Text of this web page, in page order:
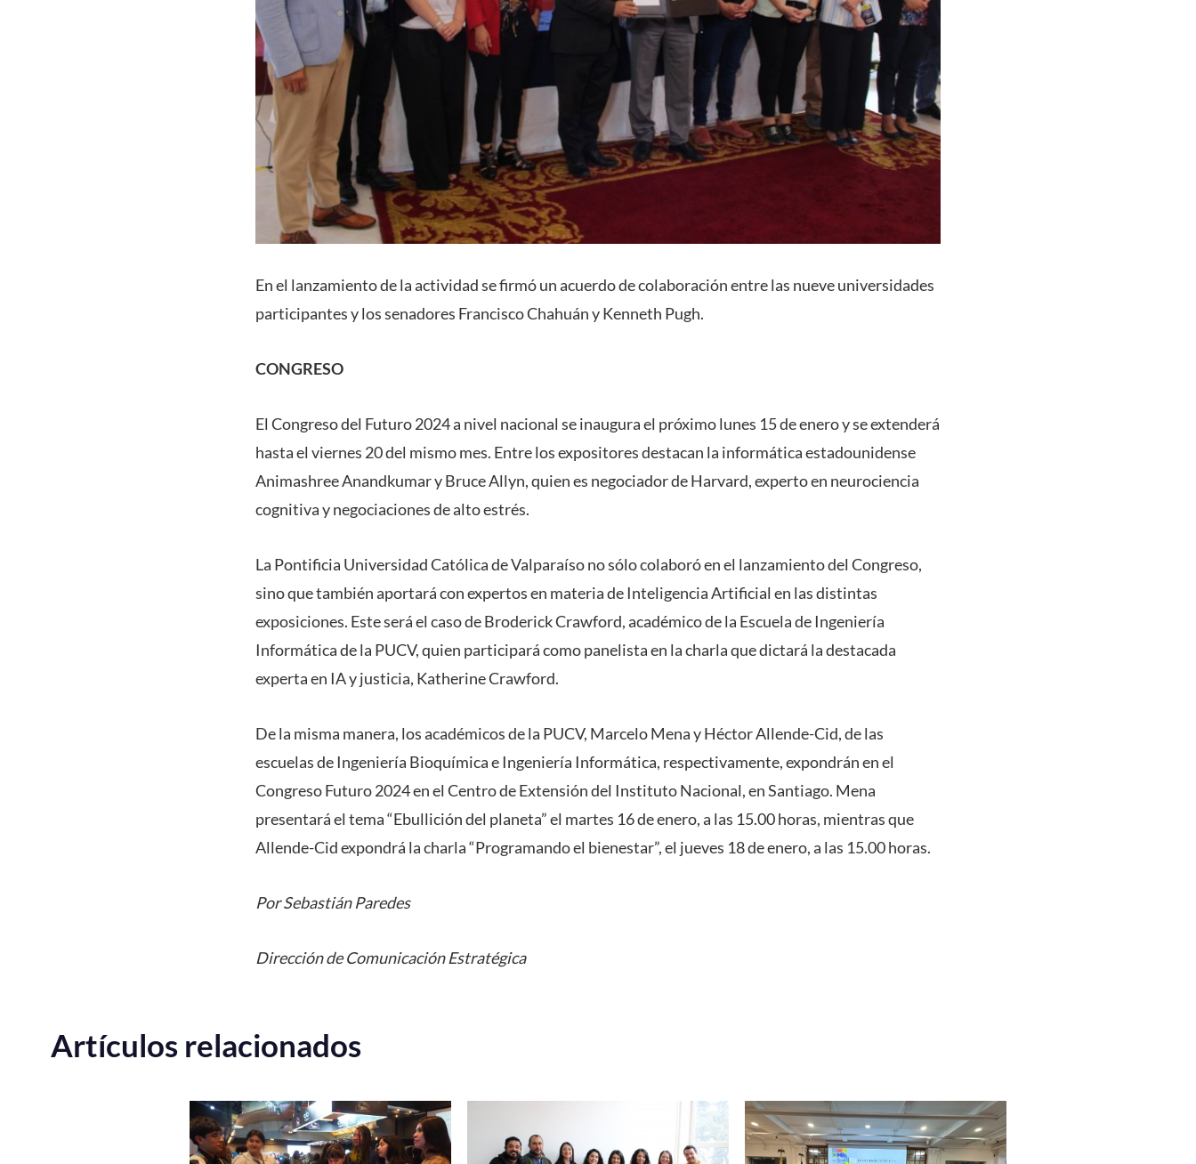
En el lanzamiento de la actividad se firmó un acuerdo de colaboración entre las nueve universidades
participantes y los senadores Francisco Chahuán y Kenneth Pugh.
CONGRESO
El Congreso del Futuro 2024 a nivel nacional se inaugura el próximo lunes 15 de enero y se extenderá
hasta el viernes 20 del mismo mes. Entre los expositores destacan la informática estadounidense
Animashree Anandkumar y Bruce Allyn, quien es negociador de Harvard, experto en neurociencia
cognitiva y negociaciones de alto estrés.
La Pontificia Universidad Católica de Valparaíso no sólo colaboró en el lanzamiento del Congreso,
sino que también aportará con expertos en materia de Inteligencia Artificial en las distintas
exposiciones. Este será el caso de Broderick Crawford, académico de la Escuela de Ingeniería
Informática de la PUCV, quien participará como panelista en la charla que dictará la destacada
experta en IA y justicia, Katherine Crawford.
De la misma manera, los académicos de la PUCV, Marcelo Mena y Héctor Allende-Cid, de las
escuelas de Ingeniería Bioquímica e Ingeniería Informática, respectivamente, expondrán en el
Congreso Futuro 2024 en el Centro de Extensión del Instituto Nacional, en Santiago. Mena
presentará el tema “Ebullición del planeta” el martes 16 de enero, a las 15.00 horas, mientras que
Allende-Cid expondrá la charla “Programando el bienestar”, el jueves 18 de enero, a las 15.00 horas.
Por Sebastián Paredes
Dirección de Comunicación Estratégica
Artículos relacionados